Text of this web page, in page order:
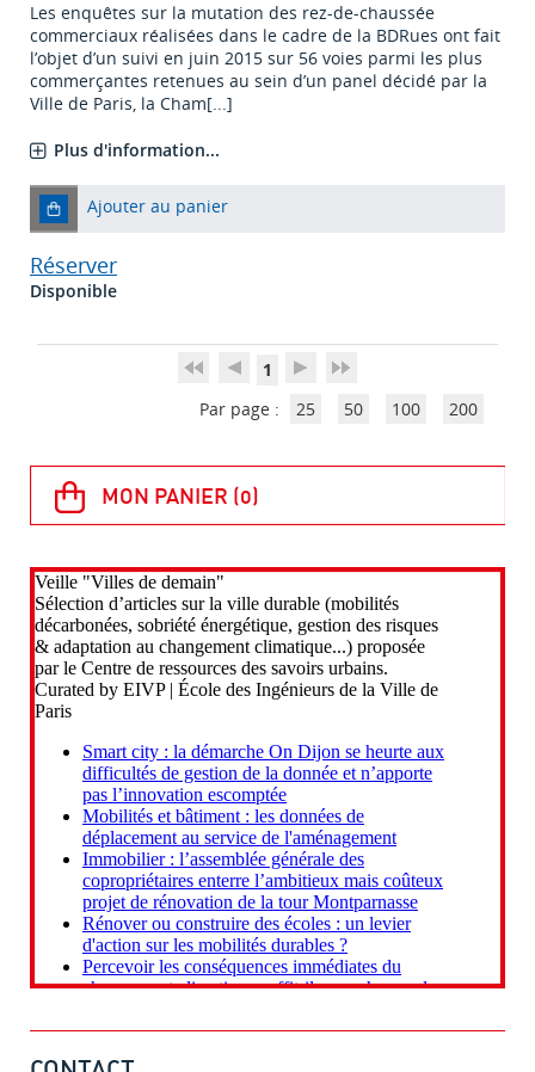
Les enquêtes sur la mutation des rez-de-chaussée
commerciaux réalisées dans le cadre de la BDRues ont fait
l’objet d’un suivi en juin 2015 sur 56 voies parmi les plus
commerçantes retenues au sein d’un panel décidé par la
Ville de Paris, la Cham[...]
Plus d'information...
Ajouter au panier
Réserver
Disponible
1
Par page :
25 50 100 200